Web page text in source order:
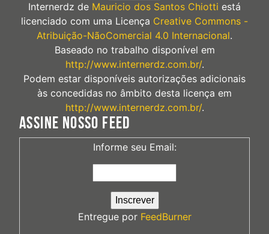
Internerdz de Mauricio dos Santos Chiotti está
licenciado com uma Licença Creative Commons -
Atribuição-NãoComercial 4.0 Internacional.
Baseado no trabalho disponível em
http://www.internerdz.com.br/.
Podem estar disponíveis autorizações adicionais
às concedidas no âmbito desta licença em
http://www.internerdz.com.br/.
ASSINE NOSSO FEED
Informe seu Email:
Entregue por FeedBurner